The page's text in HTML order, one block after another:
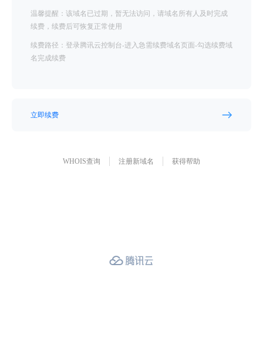
温馨提醒：该域名已过期，暂无法访问，请域名所有人及时完成
续费，续费后可恢复正常使用
续费路径：登录腾讯云控制台-进入急需续费域名页面-勾选续费域
名完成续费
立即续费
WHOIS查询 注册新域名 获得帮助